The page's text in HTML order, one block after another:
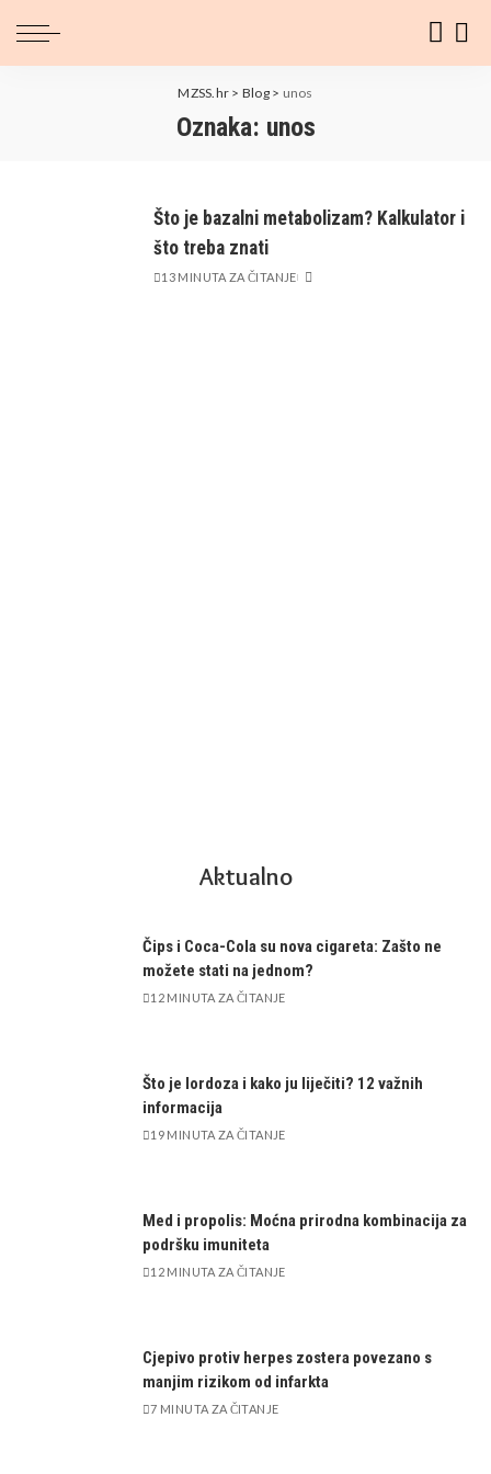
MZSS.hr > Blog> unos
Oznaka: unos
Što je bazalni metabolizam? Kalkulator i
što treba znati
13 MINUTA ZA ČITANJE
Aktualno
Čips i Coca-Cola su nova cigareta: Zašto ne
možete stati na jednom?
12 MINUTA ZA ČITANJE
Što je lordoza i kako ju liječiti? 12 važnih
informacija
19 MINUTA ZA ČITANJE
Med i propolis: Moćna prirodna kombinacija za
podršku imuniteta
12 MINUTA ZA ČITANJE
Cjepivo protiv herpes zostera povezano s
manjim rizikom od infarkta
7 MINUTA ZA ČITANJE